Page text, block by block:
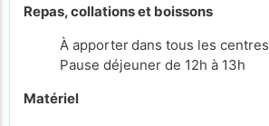
Repas, collations et boissons
À apporterdans tous les centres
Pause déjeuner de 12h à 13h
Matériel